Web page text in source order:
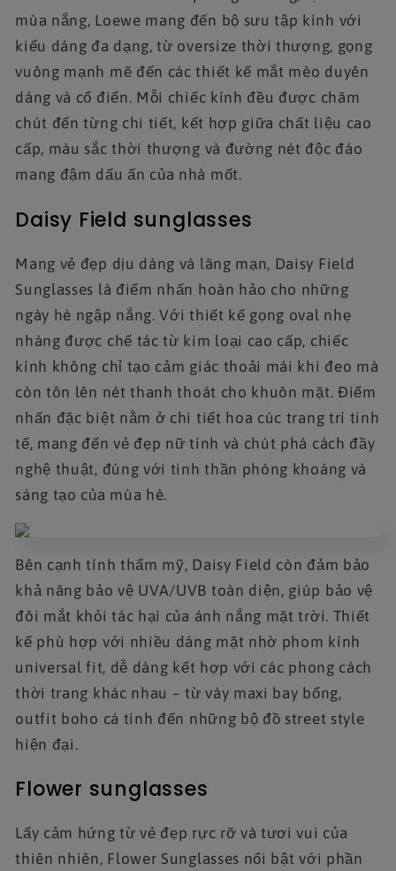
mùa nắng, Loewe mang đến bộ sưu tập kính với
kiểu dáng đa dạng, từ oversize thời thượng, gọng
vuông mạnh mẽ đến các thiết kế mắt mèo duyên
dáng và cổ điển. Mỗi chiếc kính đều được chăm
chút đến từng chi tiết, kết hợp giữa chất liệu cao
cấp, màu sắc thời thượng và đường nét độc đáo
mang đậm dấu ấn của nhà mốt.
Daisy Field sunglasses
Mang vẻ đẹp dịu dàng và lãng mạn, Daisy Field
Sunglasses là điểm nhấn hoàn hảo cho những
ngày hè ngập nắng. Với thiết kế gọng oval nhẹ
nhàng được chế tác từ kim loại cao cấp, chiếc
kính không chỉ tạo cảm giác thoải mái khi đeo mà
còn tôn lên nét thanh thoát cho khuôn mặt. Điểm
nhấn đặc biệt nằm ở chi tiết hoa cúc trang trí tinh
tế, mang đến vẻ đẹp nữ tính và chút phá cách đầy
nghệ thuật, đúng với tinh thần phóng khoáng và
sáng tạo của mùa hè.
Bên cạnh tính thẩm mỹ, Daisy Field còn đảm bảo
khả năng bảo vệ UVA/UVB toàn diện, giúp bảo vệ
đôi mắt khỏi tác hại của ánh nắng mặt trời. Thiết
kế phù hợp với nhiều dáng mặt nhờ phom kính
universal fit, dễ dàng kết hợp với các phong cách
thời trang khác nhau – từ váy maxi bay bổng,
outfit boho cá tính đến những bộ đồ street style
hiện đại.
Flower sunglasses
Lấy cảm hứng từ vẻ đẹp rực rỡ và tươi vui của
thiên nhiên, Flower Sunglasses nổi bật với phần